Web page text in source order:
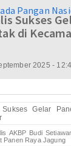
Pangan
Sukses
di
2025 -
AKBP Budi
Panen Raya Jagung